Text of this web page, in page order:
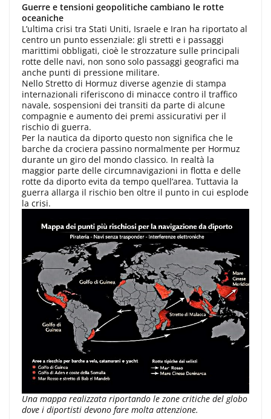
Guerre e tensioni geopolitiche cambiano le rotte
oceaniche
L’ultima crisi tra Stati Uniti, Israele e Iran ha riportato al
centro un punto essenziale: gli stretti e i passaggi
marittimi obbligati, cioè le strozzature sulle principali
rotte delle navi, non sono solo passaggi geografici ma
anche punti di pressione militare.
Nello Stretto di Hormuz diverse agenzie di stampa
internazionali riferiscono di minacce contro il traffico
navale, sospensioni dei transiti da parte di alcune
compagnie e aumento dei premi assicurativi per il
rischio di guerra.
Per la nautica da diporto questo non significa che le
barche da crociera passino normalmente per Hormuz
durante un giro del mondo classico. In realtà la
maggior parte delle circumnavigazioni in flotta e delle
rotte da diporto evita da tempo quell’area. Tuttavia la
guerra allarga il rischio ben oltre il punto in cui esplode
la crisi.
Una mappa realizzata riportando le zone critiche del globo
dove i diportisti devono fare molta attenzione.